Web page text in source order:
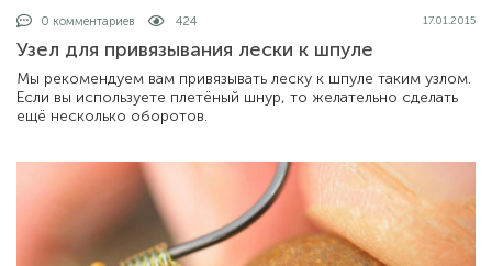
0 комментариев 424 17.01.2015
Узел для привязывания лески к шпуле
Мы рекомендуем вам привязывать леску к шпуле таким узлом.
Если вы используете плетёный шнур, то желательно сделать
ещё несколько оборотов.